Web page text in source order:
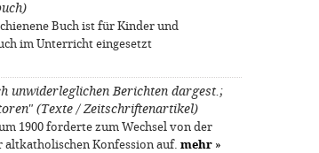
Buch ist für Kinder und
im Unterricht eingesetzt
unwiderleglichen Berichten dargest.;
(Texte / Zeitschriftenartikel)
1900 forderte zum Wechsel von der
altkatholischen Konfession auf. mehr »